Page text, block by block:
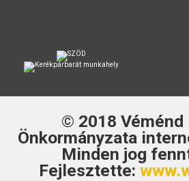
© 2018 Véménd
Önkormányzata
Minden jog
Fejlesztette: